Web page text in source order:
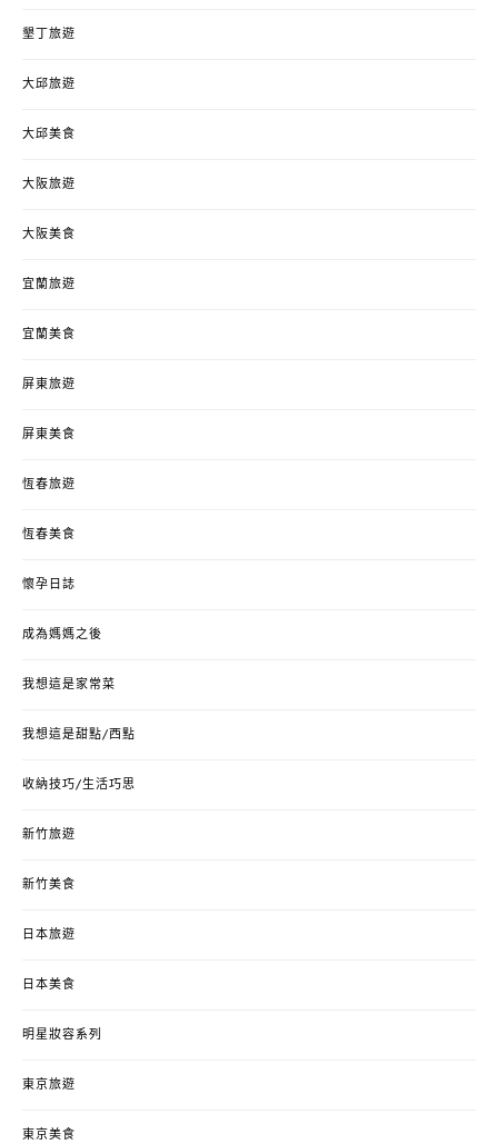
墾丁旅遊
大邱旅遊
大邱美食
大阪旅遊
大阪美食
宜蘭旅遊
宜蘭美食
屏東旅遊
屏東美食
恆春旅遊
恆春美食
懷孕日誌
成為媽媽之後
我想這是家常菜
我想這是甜點/西點
收納技巧/生活巧思
新竹旅遊
新竹美食
日本旅遊
日本美食
明星妝容系列
東京旅遊
東京美食